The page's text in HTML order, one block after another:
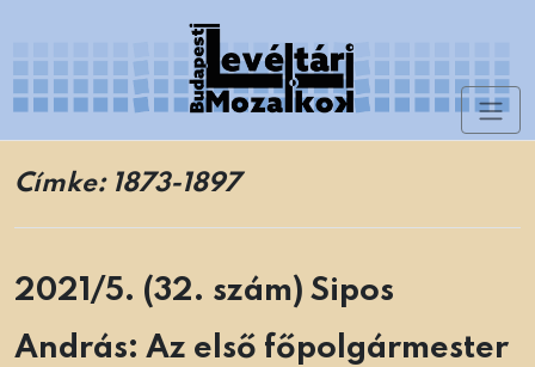
content
Címke: 1873-1897
2021/5. (32. szám) Sipos
András: Az első főpolgármester